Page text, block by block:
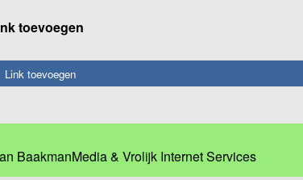
toevoegen
Link toevoegen
BaakmanMedia& Vrolijk Internet Services